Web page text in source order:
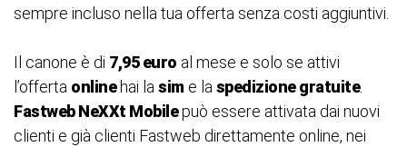
sempre incluso nella tua offerta senza costi aggiuntivi.
Il canone è di 7,95 euro al mese e solo se attivi
l’offerta onlinehai lasim e laspedizione gratuite.
Fastweb NeXXt Mobilepuò essere attivata dai nuovi
clienti e già clienti Fastweb direttamente online, nei